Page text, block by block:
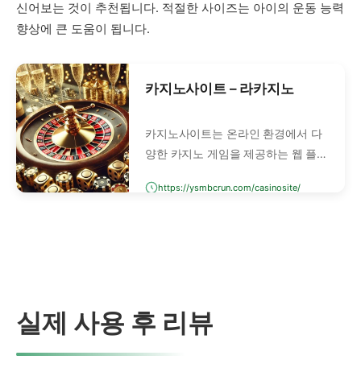
신어보는 것이 추천됩니다. 적절한 사이즈는 아이의 운동 능력
향상에 큰 도움이 됩니다.
카지노사이트 – 라카지노
카지노사이트는 온라인 환경에서 다
양한 카지노 게임을 제공하는 웹 플랫
노를 방문하지 않아도, 컴퓨터나 스마
https://ysmbcrun.com/casinosite/
실제 사용 후 리뷰